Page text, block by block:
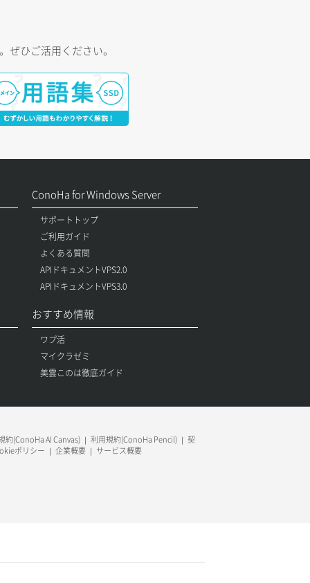
ひご活用ください。
ConoHa for Windows Server
サポートトップ
ご利用ガイド
よくある質問
APIドキュメントVPS2.0
APIドキュメントVPS3.0
おすすめ情報
ワプ活
マイクラゼミ
美雲このは徹底ガイド
約(ConoHa AI Canvas) 利用規約(ConoHa Pencil)
契
ポリシー
企業概要 サービス概要